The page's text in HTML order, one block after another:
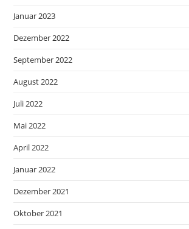
Januar 2023
Dezember 2022
September 2022
August 2022
Juli 2022
Mai 2022
April 2022
Januar 2022
Dezember 2021
Oktober 2021